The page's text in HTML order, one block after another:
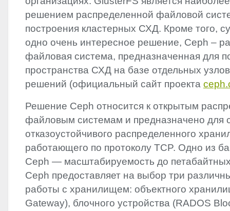
решением распределенной файловой
построения кластерных СХД. Кроме того,
одно очень интересное решение, Ceph –
файловая система, предназначенная для
пространства СХД на базе отдельных
решений (официальный сайт проекта
Решение Ceph относится к открытым
файловым системам и предназначено для
отказоустойчивого распределенного
работающего по протоколу TCP. Одно из
Ceph — масштабируемость до
Ceph предоставляет на выбор три
работы с хранилищем: объектного
Gateway), блочного устройства (RADOS